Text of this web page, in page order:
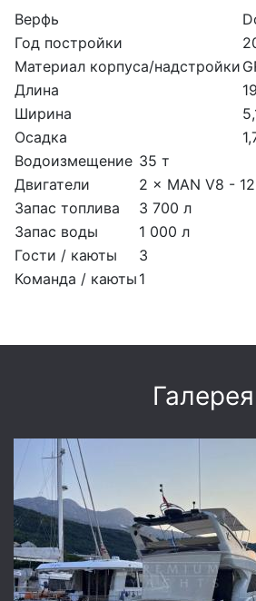
Верфь
Год постройки
Материал корпуса/надстройки
Длина
Ширина
Осадка
Водоизмещение 35 т
Двигатели
2 × MAN V8 -
Запас топлива
3 700 л
Запас воды
1 000 л
Гости / каюты
3
Команда / каюты 1
Галерея